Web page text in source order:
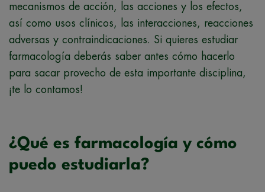
mecanismos de acción, las acciones y los efectos,
así como usos clínicos, las interacciones, reacciones
adversas y contraindicaciones. Si quieres estudiar
farmacología deberás saber antes cómo hacerlo
para sacar provecho de esta importante disciplina,
¡te lo contamos!
¿Qué es farmacología y cómo
puedo estudiarla?